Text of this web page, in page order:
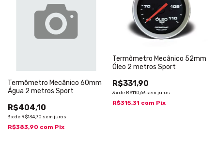
Termômetro Mecânico 60mm
Água 2 metros Sport
R$404,10
3xde R$134,70 sem juros
R$383,90 com Pix
Termômetro Mecânico 52mm
Óleo 2 metros Sport
R$331,90
3xde R$110,63 sem juros
R$315,31 com Pix